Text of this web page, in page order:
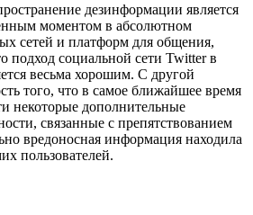
дезинформации является
моментом в абсолютном
сетей и платформ для общения,
подход социальной сети Twitter в
весьма хорошим. С другой
того, что в самое ближайшее время
некоторые дополнительные
связанные с препятствованием
вредоносная информация находила
пользователей.